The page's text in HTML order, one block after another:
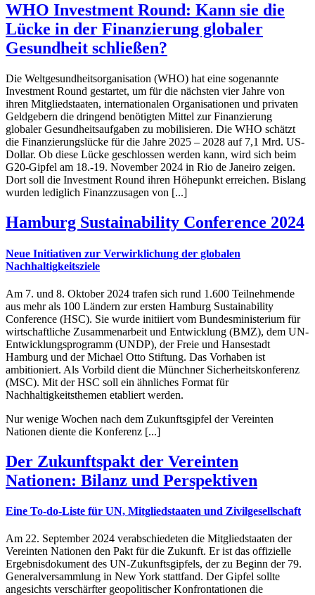
WHO Investment Round: Kann sie die
Lücke in der Finanzierung globaler
Gesundheit schließen?
Die Weltgesundheitsorganisation (WHO) hat eine sogenannte
Investment Round gestartet, um für die nächsten vier Jahre von
ihren Mitgliedstaaten, internationalen Organisationen und privaten
Geldgebern die dringend benötigten Mittel zur Finanzierung
globaler Gesundheitsaufgaben zu mobilisieren. Die WHO schätzt
die Finanzierungslücke für die Jahre 2025 – 2028 auf 7,1 Mrd. US-
Dollar. Ob diese Lücke geschlossen werden kann, wird sich beim
G20-Gipfel am 18.-19. November 2024 in Rio de Janeiro zeigen.
Dort soll die Investment Round ihren Höhepunkt erreichen. Bislang
wurden lediglich Finanzzusagen von [...]
Hamburg Sustainability Conference 2024
Neue Initiativen zur Verwirklichung der globalen
Nachhaltigkeitsziele
Am 7. und 8. Oktober 2024 trafen sich rund 1.600 Teilnehmende
aus mehr als 100 Ländern zur ersten Hamburg Sustainability
Conference (HSC). Sie wurde initiiert vom Bundesministerium für
wirtschaftliche Zusammenarbeit und Entwicklung (BMZ), dem UN-
Entwicklungsprogramm (UNDP), der Freie und Hansestadt
Hamburg und der Michael Otto Stiftung. Das Vorhaben ist
ambitioniert. Als Vorbild dient die Münchner Sicherheitskonferenz
(MSC). Mit der HSC soll ein ähnliches Format für
Nachhaltigkeitsthemen etabliert werden.
Nur wenige Wochen nach dem Zukunftsgipfel der Vereinten
Nationen diente die Konferenz [...]
Der Zukunftspakt der Vereinten
Nationen: Bilanz und Perspektiven
Eine To-do-Liste für UN, Mitgliedstaaten und Zivilgesellschaft
Am 22. September 2024 verabschiedeten die Mitgliedstaaten der
Vereinten Nationen den Pakt für die Zukunft. Er ist das offizielle
Ergebnisdokument des UN-Zukunftsgipfels, der zu Beginn der 79.
Generalversammlung in New York stattfand. Der Gipfel sollte
angesichts verschärfter geopolitischer Konfrontationen die